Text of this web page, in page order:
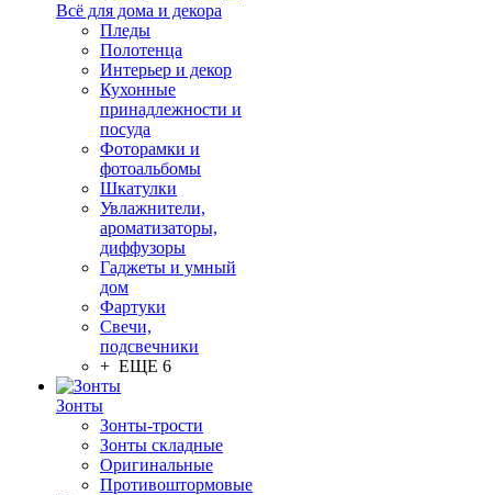
Всё для дома и декора
Пледы
Полотенца
Интерьер и декор
Кухонные
принадлежности и
посуда
Фоторамки и
фотоальбомы
Шкатулки
Увлажнители,
ароматизаторы,
диффузоры
Гаджеты и умный
дом
Фартуки
Свечи,
подсвечники
+ ЕЩЕ 6
Зонты
Зонты-трости
Зонты складные
Оригинальные
Противоштормовые